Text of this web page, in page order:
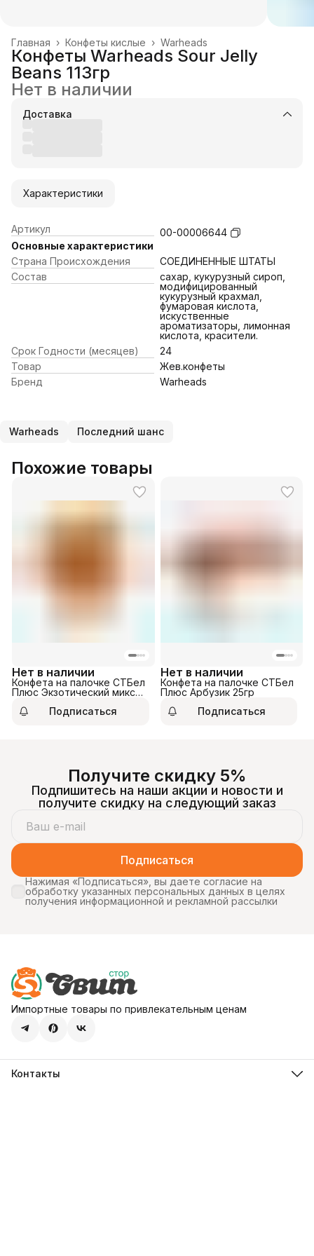
Warheads
Конфеты кислые ›
Главная ›
Конфеты Warheads Sour Jelly
Beans 113гр
Нет в наличии
Доставка
Характеристики
Артикул
00-00006644
Основные характеристики
Страна Происхождения
СОЕДИНЕННЫЕ ШТАТЫ
Состав
сахар, кукурузный сироп,
модифицированный
кукурузный крахмал,
фумаровая кислота,
искуственные
ароматизаторы, лимонная
кислота, красители.
Срок Годности (месяцев)
24
Товар
Жев.конфеты
Бренд
Warheads
Warheads Последний шанс
Похожие товары
Нет в наличии
Конфета на палочке СТБел
Плюс Экзотический микс
Подписаться
Нет в наличии
Конфета на палочке СТБел
Плюс Арбузик 25гр
Подписаться
Получите скидку 5%
Подпишитесь на наши акции и новости и
получите скидку на следующий заказ
Подписаться
Нажимая «Подписаться», вы даете согласие на
обработку указанных персональных данных в целях
получения информационной и рекламной рассылки
Импортные товары по привлекательным ценам
Контакты